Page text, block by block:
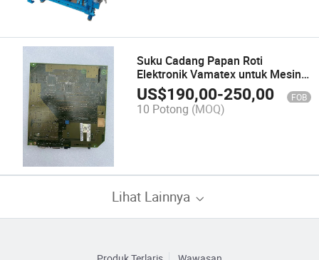
Suku Cadang Papan Roti
Elektronik Vamatex untuk Mesin
Tekstil Bagian Mesin Jacquard
US$190,00-250,00 FOB
10 Potong (MOQ)
Lihat Lainnya